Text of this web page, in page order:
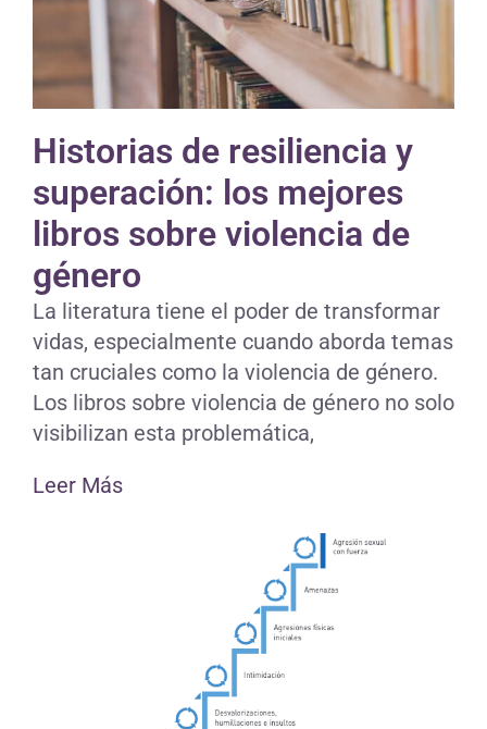
Historias de resiliencia y
superación: los mejores
libros sobre violencia de
género
La literatura tiene el poder de transformar
vidas, especialmente cuando aborda temas
tan cruciales como la violencia de género.
Los libros sobre violencia de género no solo
visibilizan esta problemática,
Leer Más